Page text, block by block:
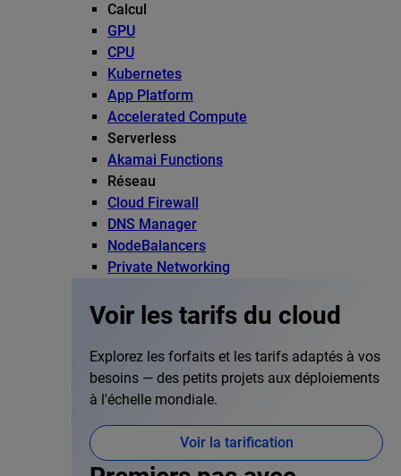
Calcul
GPU
CPU
Kubernetes
App Platform
Accelerated Compute
Serverless
Akamai Functions
Réseau
Cloud Firewall
DNS Manager
NodeBalancers
Private Networking
Voir les tarifs du cloud
Explorez les forfaits et les tarifs adaptés à vos
besoins — des petits projets aux déploiements
à l'échelle mondiale.
Voir la tarification